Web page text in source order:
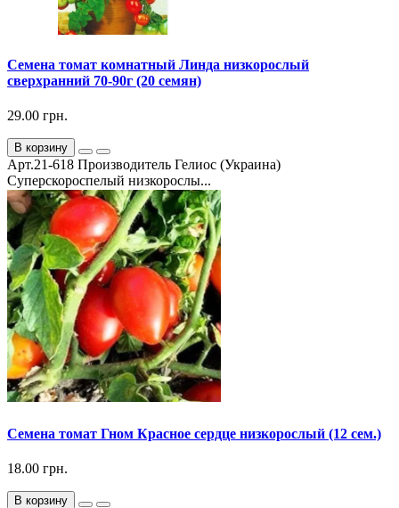
Семена томат комнатный Линда низкорослый
сверхранний 70-90г (20 семян)
29.00 грн.
В корзину
Арт.21-618 Производитель Гелиос (Украина)
Суперскороспелый низкорослы...
Семена томат Гном Красное сердце низкорослый (12 сем.)
18.00 грн.
В корзину